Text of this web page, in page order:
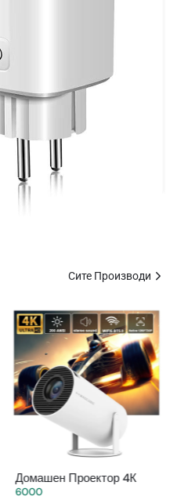
Сите Производи
Домашен Проектор 4К
6000